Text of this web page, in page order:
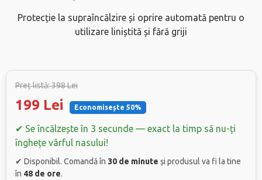
Protecție la supraîncălzire și oprire automată pentru o
utilizare liniștită și fără griji
Preț listă: 398 Lei
199 Lei Economisește 50%
✔ Se încălzește în 3 secunde — exact la timp să nu-ți
înghețe vârful nasului!
✔ Disponibil. Comandă în 30 de minute și produsul va fi la tine
în 48 de ore.